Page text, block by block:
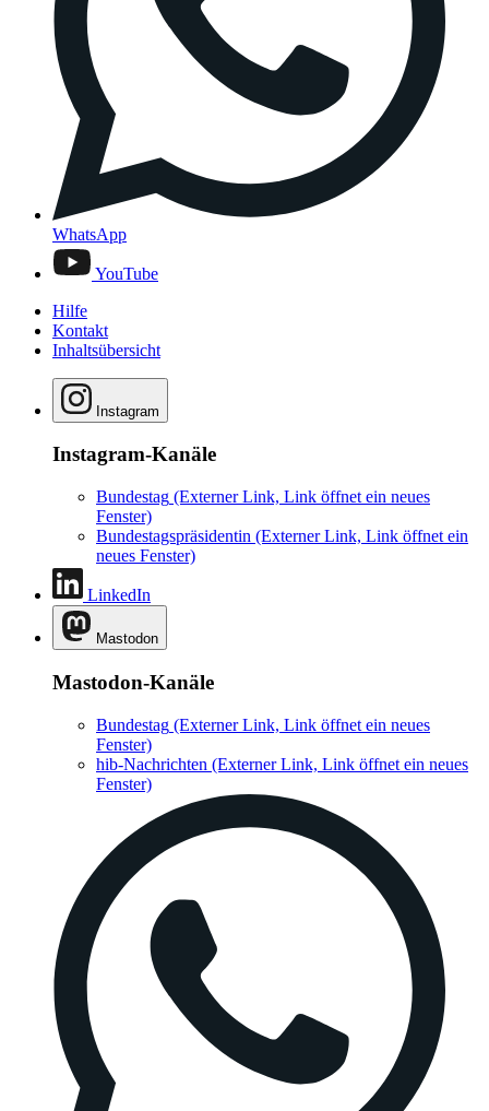
WhatsApp
YouTube
Hilfe
Kontakt
Inhaltsübersicht
Instagram
Instagram-Kanäle
Bundestag (Externer Link, Link öffnet ein neues
Fenster)
Bundestagspräsidentin (Externer Link, Link öffnet ein
neues Fenster)
LinkedIn
Mastodon
Mastodon-Kanäle
Bundestag (Externer Link, Link öffnet ein neues
Fenster)
hib-Nachrichten (Externer Link, Link öffnet ein neues
Fenster)